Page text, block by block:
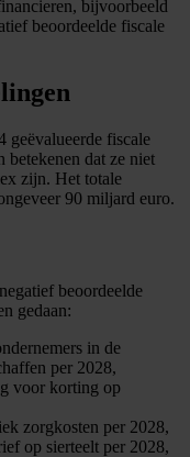
bijvoorbeeld
beoordeelde fiscale
geëvalueerde fiscale
betekenen dat ze niet
zijn. Het totale
90 miljard euro.
beoordeelde
gedaan:
in de
per 2028,
voor korting op
zorgkosten per 2028,
op sierteelt per 2028,